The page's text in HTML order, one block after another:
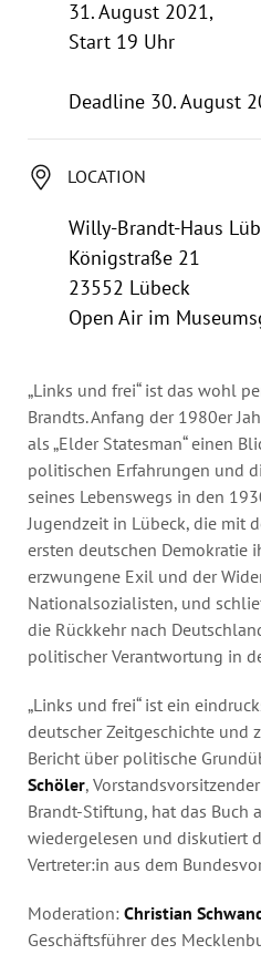
Organigram
31. August 2021,
Start 19 Uhr
Deadline 30. August
LOCATION
Willy-Brandt-Haus
Königstraße 21
23552 Lübeck
Open Air im
„Links und frei“ ist das wohl
Brandts. Anfang der 1980er
als „Elder Statesman“ einen
politischen Erfahrungen und
seines Lebenswegs in den
Jugendzeit in Lübeck, die mit
ersten deutschen Demokratie
erzwungene Exil und der
Nationalsozialisten, und
die Rückkehr nach
politischer Verantwortung in
„Links und frei“ ist ein
deutscher Zeitgeschichte und
Bericht über politische
Schöler,
Brandt-Stiftung, hat das Buch
wiedergelesen und diskutiert
Vertreter:in aus dem
Moderation: Christian
Geschäftsführer des